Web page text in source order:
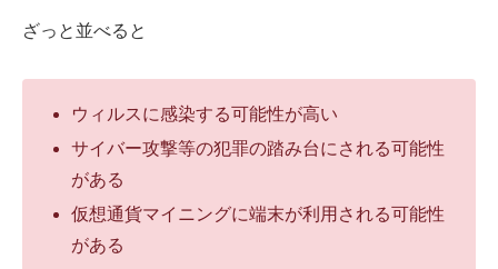
ざっと並べると
ウィルスに感染する可能性が高い
サイバー攻撃等の犯罪の踏み台にされる可能性
がある
仮想通貨マイニングに端末が利用される可能性
がある